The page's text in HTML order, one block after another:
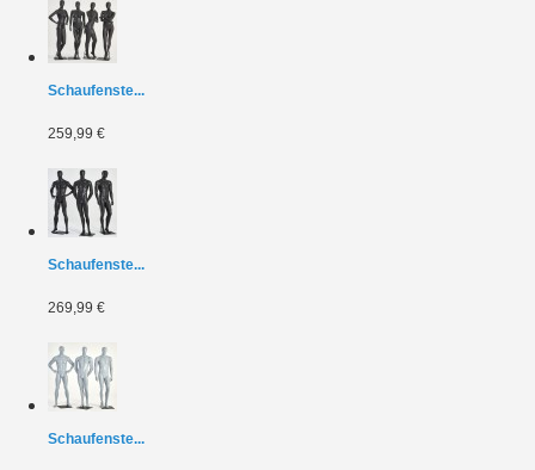
Schaufenste...
259,99 €
Schaufenste...
269,99 €
Schaufenste...